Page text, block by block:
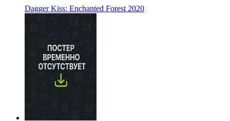
Dagger Kiss: Enchanted Forest 2020